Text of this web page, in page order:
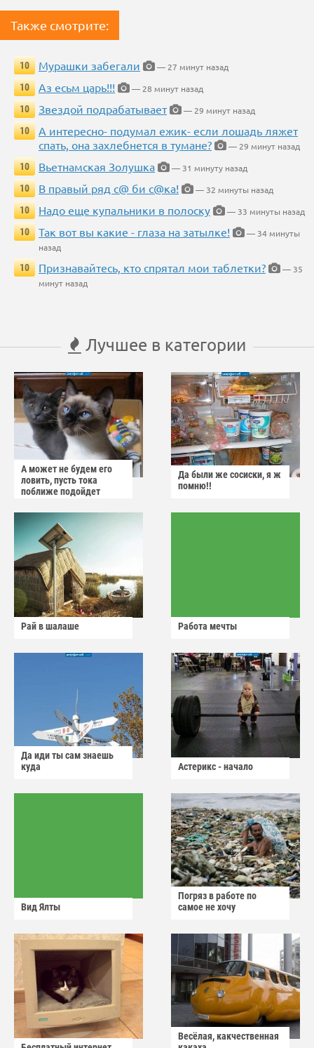
Также смотрите:
10 Мурашки забегали
— 27 минут назад
10
Аз есьм царь!!!
— 28 минут назад
10
Звездой подрабатывает
— 29 минут назад
10
А интересно- подумал ежик- если лошадь ляжет
спать, она захлебнется в тумане?
— 29 минут назад
10
Вьетнамская Золушка
— 31 минуту назад
10
В правый ряд с@ би с@ка!
— 32 минуты назад
10
Надо еще купальники в полоску
— 33 минуты назад
10
Так вот вы какие - глаза на затылке!
— 34 минуты
назад
10
Признавайтесь, кто спрятал мои таблетки?
— 35
минут назад
Лучшее в категории
А может не будем его
ловить, пусть тока
поближе подойдет
Да были же сосиски, я ж
помню!!
Рай в шалаше Работа мечты
Да иди ты сам знаешь
куда
Астерикс - начало
Вид Ялты
Погряз в работе по
самое не хочу
Весёлая, какчественная